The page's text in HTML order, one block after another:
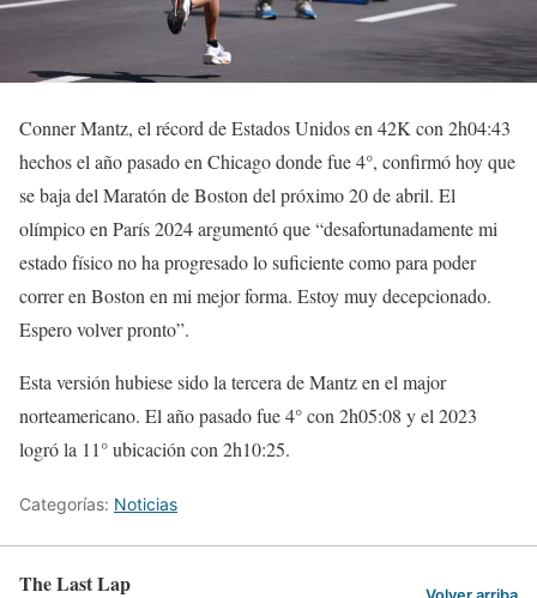
Conner Mantz, el récord de Estados Unidos en 42K con 2h04:43
hechos el año pasado en Chicago donde fue 4°, confirmó hoy que
se baja del Maratón de Boston del próximo 20 de abril. El
olímpico en París 2024 argumentó que “desafortunadamente mi
estado físico no ha progresado lo suficiente como para poder
correr en Boston en mi mejor forma. Estoy muy decepcionado.
Espero volver pronto”.
Esta versión hubiese sido la tercera de Mantz en el major
norteamericano. El año pasado fue 4° con 2h05:08 y el 2023
logró la 11° ubicación con 2h10:25.
Categorías: Noticias
The Last Lap